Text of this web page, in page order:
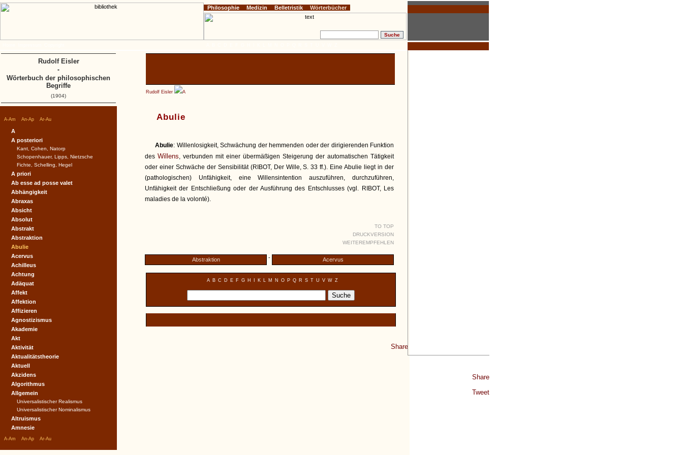
Share
Tweet
Rudolf Eisler A
Abulie
Abulie: Willenlosigkeit, Schwächung der hemmenden oder der dirigierenden Funktion
des Willens, verbunden mit einer übermäßigen Steigerung der automatischen Tätigkeit
oder einer Schwäche der Sensibilität (RIBOT, Der Wille, S. 33 ff.). Eine Abulie liegt in der
(pathologischen) Unfähigkeit, eine Willensintention auszuführen, durchzuführen,
Unfähigkeit der Entschließung oder der Ausführung des Entschlusses (vgl. RIBOT, Les
maladies de la volonté).
TO TOP
DRUCKVERSION
WEITEREMPFEHLEN
Abstraktion - Acervus
A B C D E F G H K L M N O P Q R S T U V W Z
Share
A-Am An-Ap Ar-Au
A
A posteriori
Kant, Cohen, Natorp
Schopenhauer, Lipps, Nietzsche
Fichte, Schelling, Hegel
A priori
Ab esse ad posse valet
Abhängigkeit
Abraxas
Absicht
Absolut
Abstrakt
Abstraktion
Abulie
Acervus
Achilleus
Achtung
Adäquat
Affekt
Affektion
Affizieren
Agnostizismus
Akademie
Akt
Aktivität
Aktualitätstheorie
Aktuell
Akzidens
Algorithmus
Allgemein
Universalistischer Realismus
Universalistischer Nominalismus
Altruismus
Amnesie
A-Am An-Ap Ar-Au
Philosophie Medizin Belletristik Wörterbücher
Rudolf Eisler
-
Wörterbuch der philosophischen
Begriffe
(1904)